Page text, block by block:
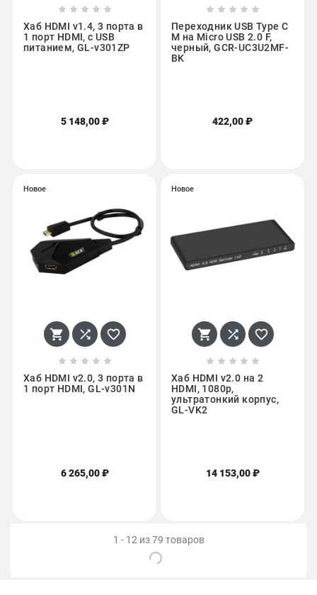
    
Хаб HDMI v1.4, 3 порта в
1 порт HDMI, с USB
питанием, GL-v301ZP
5 148,00 ₽
    
Переходник USB Type C
М на Micro USB 2.0 F,
черный, GCR-UC3U2MF-
BK
422,00 ₽
Новое
  
    
Хаб HDMI v2.0, 3 порта в
1 порт HDMI, GL-v301N
6 265,00 ₽
Новое
  
    
Хаб HDMI v2.0 на 2
HDMI, 1080p,
ультратонкий корпус,
GL-VK2
14 153,00 ₽
1 - 12 из 79 товаров